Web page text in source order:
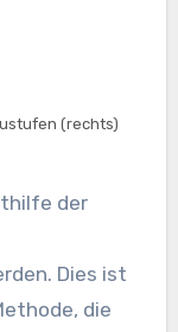
(rechts)
der
Dies ist
die